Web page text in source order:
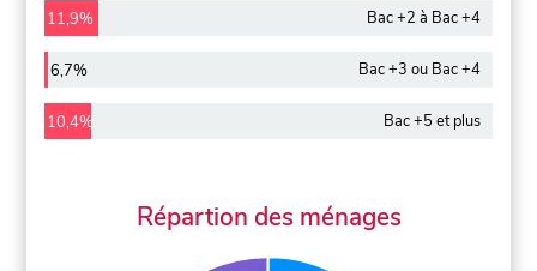
11,9% Bac +2 à Bac +4
6,7% Bac +3 ou Bac +4
10,4% Bac +5 et plus
Répartion des ménages